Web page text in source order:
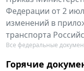
Федерации от 2
изменений в
транспорта
Все федеральные
Горячие